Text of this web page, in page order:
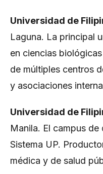
Universidad de
Laguna. La principal
en ciencias
de múltiples centros
y asociaciones
Universidad de
Manila. El campus
Sistema UP.
médica y de salud